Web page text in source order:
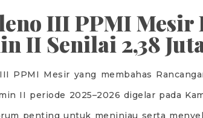
III PPMI Mesir
II Senilai 2,38
PPMI Mesir yang membahas
II periode 2025–2026 digelar pada
penting untuk meninjau serta